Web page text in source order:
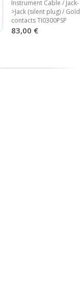
Instrument Cable / Jack-
>Jack (silent plug) / Gold
contacts TI0300PSP
83,00 €